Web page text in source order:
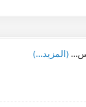
(المزيد…)